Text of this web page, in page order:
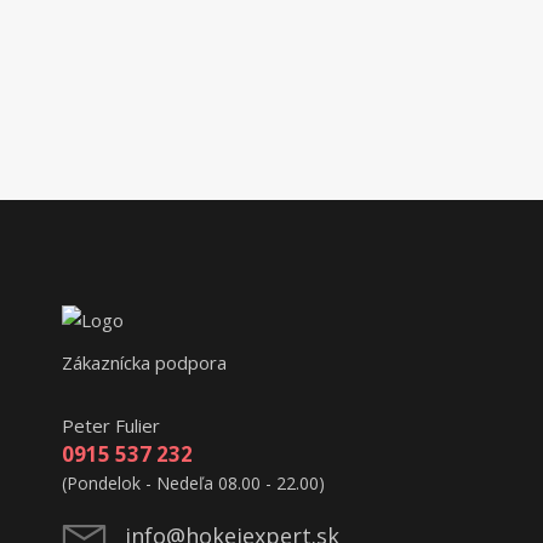
Zákaznícka podpora
Peter Fulier
0915 537 232
(Pondelok - Nedeľa 08.00 - 22.00)
info@hokejexpert.sk